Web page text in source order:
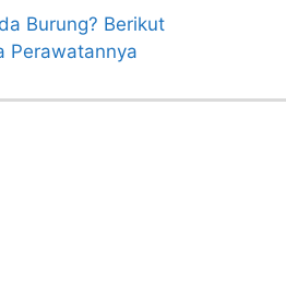
Burung? Berikut
Perawatannya